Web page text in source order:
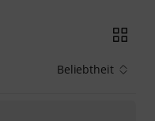
Beliebtheit